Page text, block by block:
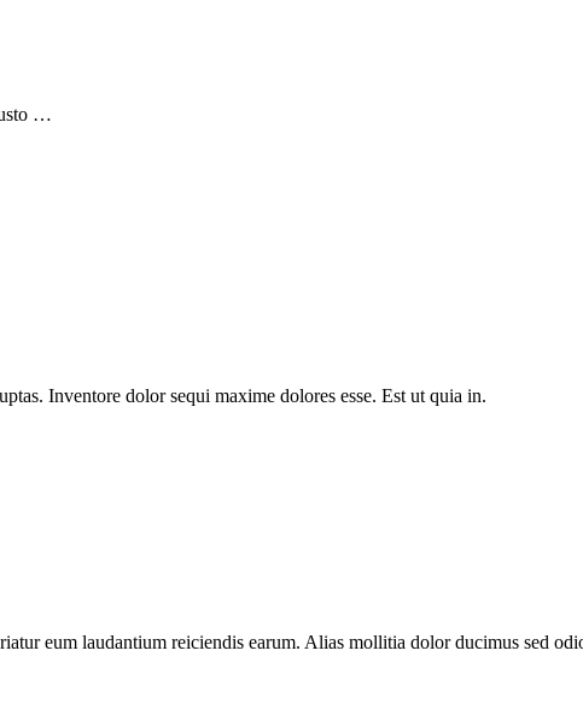
…
Inventore dolor sequi maxime dolores esse. Est ut quia in.
eum laudantium reiciendis earum. Alias mollitia dolor ducimus sed